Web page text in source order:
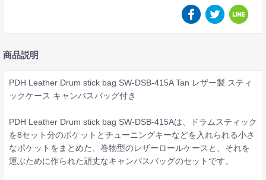
商品説明
PDH Leather Drum stick bag SW-DSB-415A Tan レザー製 スティ
ックケース キャンバスバッグ付き
PDH Leather Drum stick bag SW-DSB-415Aは、ドラムスティック
を8セット分のポケットとチューニングキーなどを入れられる小さ
なポケットをまとめた、巻物型のレザーロールケースと、それを
運ぶために作られた頑丈なキャンバスバッグのセットです。